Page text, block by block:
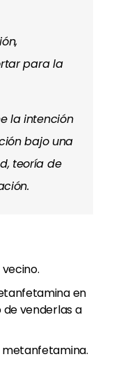
para la
la intención
bajo una
teoría de
en
venderlas a